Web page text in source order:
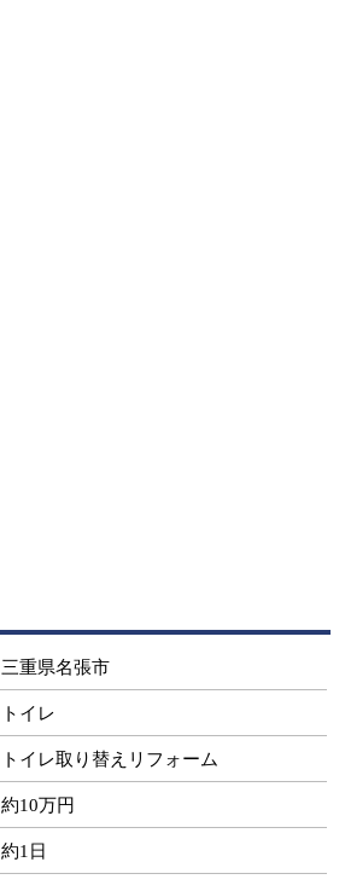
三重県名張市
トイレ
トイレ取り替えリフォーム
約10万円
約1日